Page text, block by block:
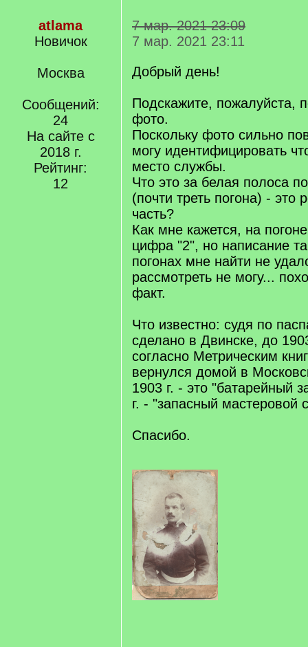
atlama
Новичок
Москва
Сообщений:
24
На сайте с
2018 г.
Рейтинг:
12
7 мар. 2021 23:09
7 мар. 2021 23:11
Добрый день!
Подскажите, пожалуйста,
фото.
Поскольку фото сильно
могу идентифицировать
место службы.
Что это за белая полоса
(почти треть погона) - это
часть?
Как мне кажется, на
цифра "2", но написание
погонах мне найти не
рассмотреть не могу...
факт.
Что известно: судя по
сделано в Двинске, до
согласно Метрическим
вернулся домой в
1903 г. - это "батарейный
г. - "запасный мастеровой
Спасибо.